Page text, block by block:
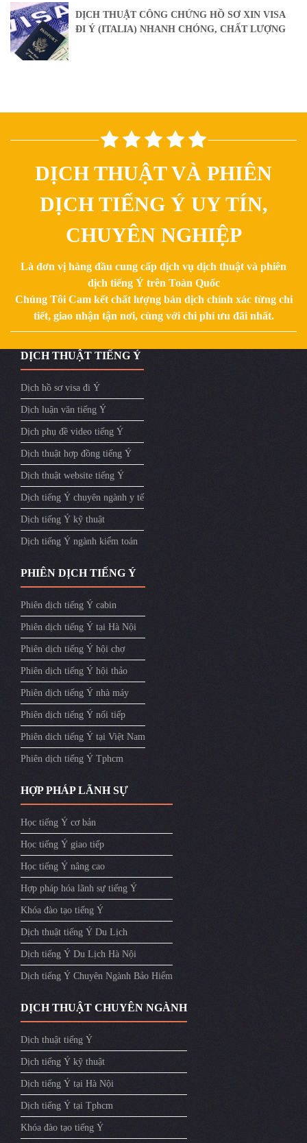
DỊCH THUẬT CÔNG CHỨNG HỒ SƠ XIN VISA
ĐI Ý (ITALIA) NHANH CHÓNG, CHẤT LƯỢNG
DỊCH THUẬT VÀ PHIÊN
DỊCH TIẾNG Ý UY TÍN,
CHUYÊN NGHIỆP
Là đơn vị hàng đầu cung cấp dịch vụ dịch thuật và phiên
dịch tiếng Ý trên Toàn Quốc
Chúng Tôi Cam kết chất lượng bản dịch chính xác từng chi
tiết, giao nhận tận nơi, cùng với chi phí ưu đãi nhất.
DỊCH THUẬT TIẾNG Ý
Dịch hồ sơ visa đi Ý
Dịch luận văn tiếng Ý
Dịch phụ đề video tiếng Ý
Dịch thuật hợp đồng tiếng Ý
Dịch thuật website tiếng Ý
Dịch tiếng Ý chuyên ngành y tế
Dịch tiếng Ý kỹ thuật
Dịch tiếng Ý ngành kiểm toán
PHIÊN DỊCH TIẾNG Ý
Phiên dịch tiếng Ý cabin
Phiên dịch tiếng Ý tại Hà Nội
Phiên dịch tiếng Ý hội chợ
Phiên dịch tiếng Ý hội thảo
Phiên dịch tiếng Ý nhà máy
Phiên dịch tiếng Ý nối tiếp
Phiên dich tiếng Ý tại Việt Nam
Phiên dịch tiếng Ý Tphcm
HỢP PHÁP LÃNH SỰ
Học tiếng Ý cơ bản
Học tiếng Ý giao tiếp
Học tiếng Ý nâng cao
Hợp pháp hóa lãnh sự tiếng Ý
Khóa đào tạo tiếng Ý
Dịch thuật tiếng Ý Du Lịch
Dịch tiếng Ý Du Lịch Hà Nội
Dịch tiếng Ý Chuyên Ngành Bảo Hiểm
DỊCH THUẬT CHUYÊN NGÀNH
Dịch thuật tiếng Ý
Dịch tiếng Ý kỹ thuật
Dịch tiếng Ý tại Hà Nội
Dịch tiếng Ý tại Tphcm
Khóa đào tạo tiếng Ý